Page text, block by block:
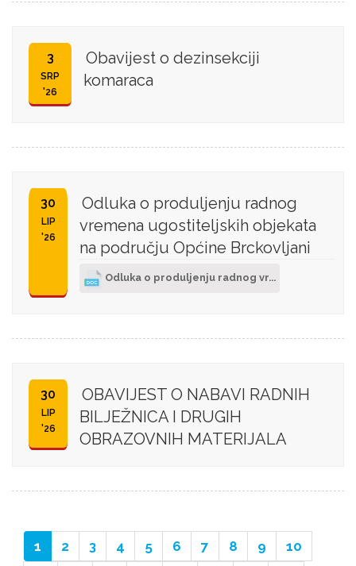
3
SRP
'26
Obavijest o dezinsekciji
komaraca
30
LIP
'26
Odluka o produljenju radnog
vremena ugostiteljskih objekata
na području Općine Brckovljani
Odluka o produljenju radnog vr...
30
LIP
'26
OBAVIJEST O NABAVI RADNIH
BILJEŽNICA I DRUGIH
OBRAZOVNIH MATERIJALA
1 2 3 4 5 6 7 8 9
10